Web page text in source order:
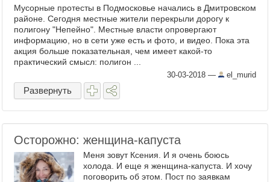
Мусорные протесты в Подмосковье начались в Дмитровском
районе. Сегодня местные жители перекрыли дорогу к
полигону "Непейно". Местные власти опровергают
информацию, но в сети уже есть и фото, и видео. Пока эта
акция больше показательная, чем имеет какой-то
практический смысл: полигон ...
30-03-2018 — el_murid
Развернуть
Осторожно: женщина-капуста
Меня зовут Ксения. И я очень боюсь
холода. И еще я женщина-капуста. И хочу
поговорить об этом. Пост по заявкам